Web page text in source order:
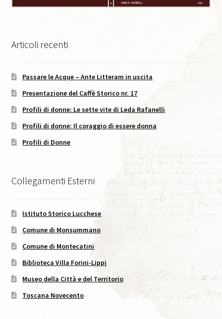
Caffè Storico, XIX, 2026
Caffè Storico, XVIII, 2025
Codice Etico di Pubblicazione
Area C. Lorenzini
Eventi
Eventi in Corso
Eventi passati
I Numeri della Rivista
Articoli recenti
Passare le Acque – Ante Litteram in uscita
Presentazione del Caffè Storico nr. 17
Profili di donne: Le sette vite di Leda Rafanelli
Profili di donne: Il coraggio di essere donna
Profili di Donne
Collegamenti Esterni
Istituto Storico Lucchese
Comune di Monsummano
Comune di Montecatini
Biblioteca Villa Forini-Lippi
Museo della Città e del Territorio
Toscana Novecento